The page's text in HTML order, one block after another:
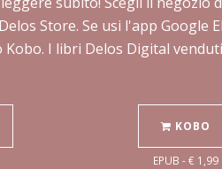
Store. Se usi l'app Google
I libri Delos Digital
KOBO
EPUB - € 1,99